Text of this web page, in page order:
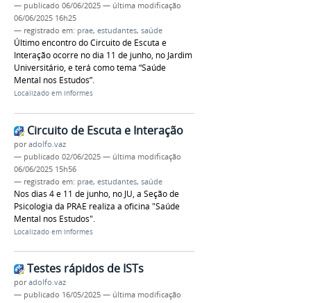
— publicado 06/06/2025 — última modificação
06/06/2025 16h25
— registrado em: prae, estudantes, saúde
Último encontro do Circuito de Escuta e
Interação ocorre no dia 11 de junho, no Jardim
Universitário, e terá como tema “Saúde
Mental nos Estudos”.
Localizado em Informes
Circuito de Escuta e Interação
poradolfo.vaz
— publicado 02/06/2025 — última modificação
06/06/2025 15h56
— registrado em: prae, estudantes, saúde
Nos dias 4 e 11 de junho, no JU, a Seção de
Psicologia da PRAE realiza a oficina "Saúde
Mental nos Estudos".
Localizado em Informes
Testes rápidos de ISTs
poradolfo.vaz
— publicado 16/05/2025 — última modificação